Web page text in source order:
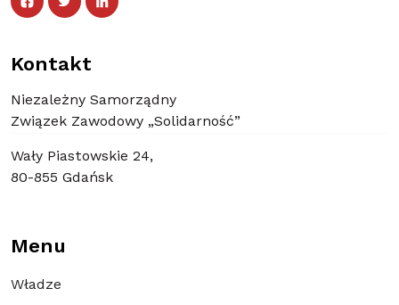
Kontakt
Niezależny Samorządny
Związek Zawodowy „Solidarność”
Wały Piastowskie 24,
80-855 Gdańsk
Menu
Władze